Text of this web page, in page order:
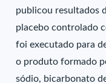
publicou resultados
placebo controlado
foi executado para
o produto formado
sódio, bicarbonato